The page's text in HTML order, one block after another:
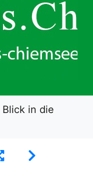
Blick in die Hirschauer Bucht